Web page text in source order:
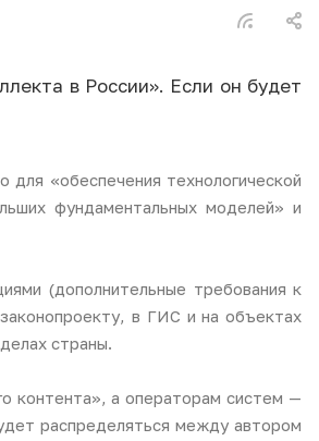
в России». Если он будет
«обеспечения технологической
фундаментальных моделей» и
(дополнительные требования к
в ГИС и на объектах
страны.
контента», а операторам систем —
распределяться между автором